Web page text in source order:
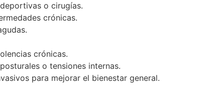
o cirugías.
crónicas.
crónicas.
o tensiones internas.
para mejorar el bienestar general.